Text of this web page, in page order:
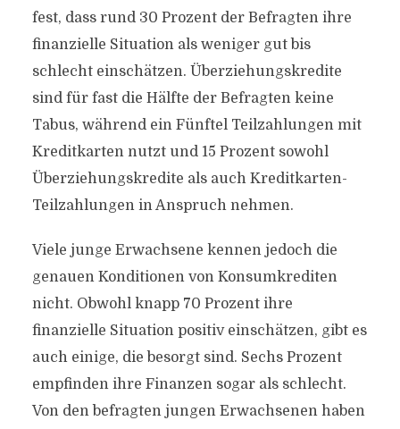
fest, dass rund 30 Prozent der Befragten ihre
finanzielle Situation als weniger gut bis
schlecht einschätzen. Überziehungskredite
sind für fast die Hälfte der Befragten keine
Tabus, während ein Fünftel Teilzahlungen mit
Kreditkarten nutzt und 15 Prozent sowohl
Überziehungskredite als auch Kreditkarten-
Teilzahlungen in Anspruch nehmen.
Viele junge Erwachsene kennen jedoch die
genauen Konditionen von Konsumkrediten
nicht. Obwohl knapp 70 Prozent ihre
finanzielle Situation positiv einschätzen, gibt es
auch einige, die besorgt sind. Sechs Prozent
empfinden ihre Finanzen sogar als schlecht.
Von den befragten jungen Erwachsenen haben